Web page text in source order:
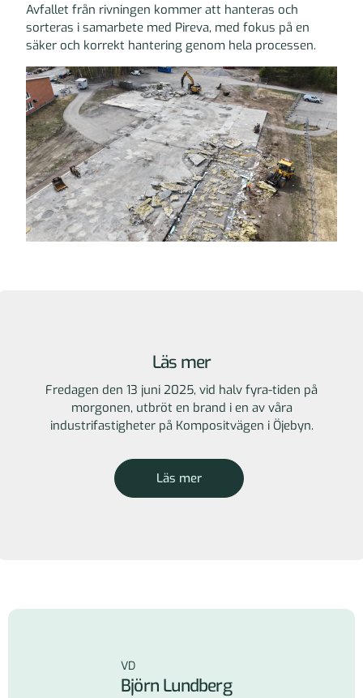
Avfallet från rivningen kommer att hanteras och
sorteras i samarbete med Pireva, med fokus på en
säker och korrekt hantering genom hela processen.
Läs mer
Fredagen den 13 juni 2025, vid halv fyra-tiden på
morgonen, utbröt en brand i en av våra
industrifastigheter på Kompositvägen i Öjebyn.
Läs mer
VD
Björn Lundberg